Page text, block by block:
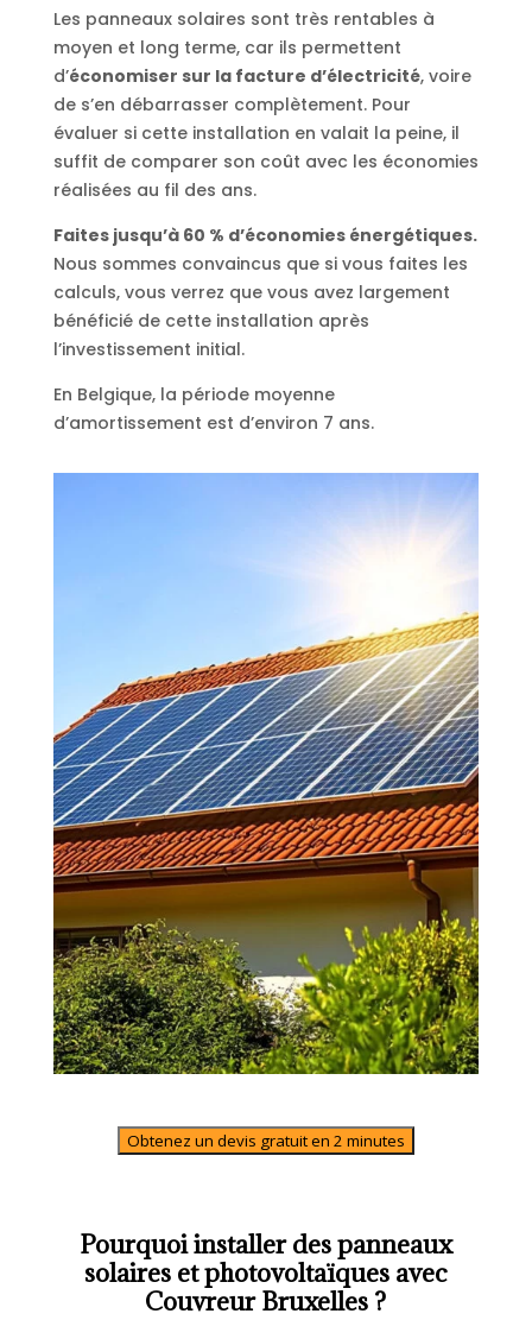
Les panneaux solaires sont très rentables à
moyen et long terme, car ils permettent
d’économiser sur la facture d’électricité, voire
de s’en débarrasser complètement. Pour
évaluer si cette installation en valait la peine, il
suffit de comparer son coût avec les économies
réalisées au fil des ans.
Faites jusqu’à 60 % d’économies énergétiques.
Nous sommes convaincus que si vous faites les
calculs, vous verrez que vous avez largement
bénéficié de cette installation après
l’investissement initial.
En Belgique, la période moyenne
d’amortissement est d’environ 7 ans.
Obtenez un devis gratuit en 2 minutes
Pourquoi installer des panneaux
solaires et photovoltaïques avec
Couvreur Bruxelles ?